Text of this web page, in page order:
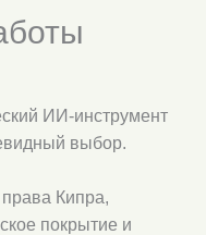
ИИ-инструмент
выбор.
Кипра,
покрытие и